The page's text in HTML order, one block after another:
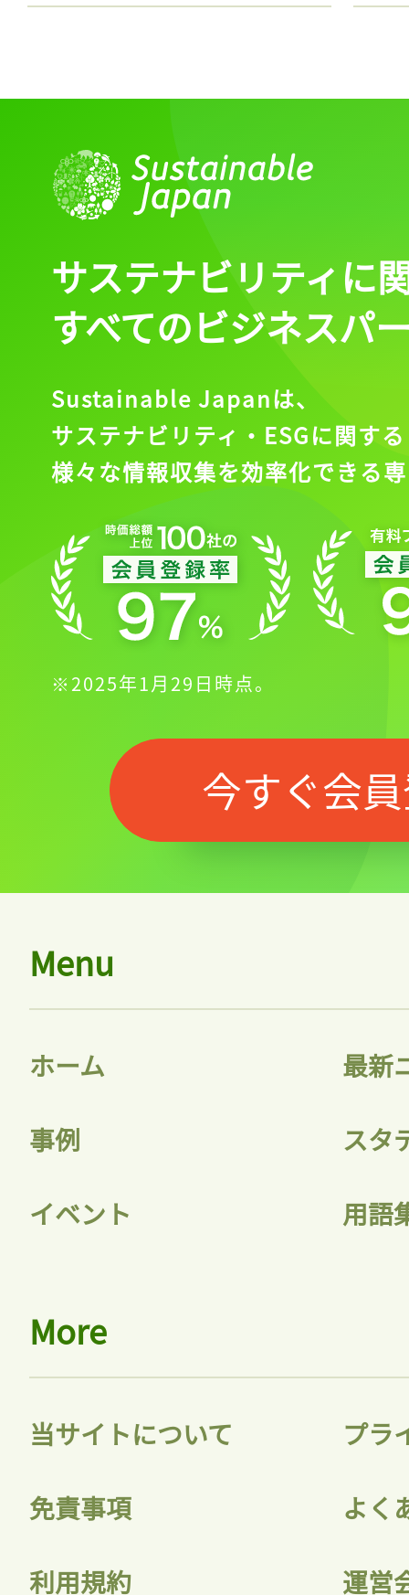
サステナビリティに
すべてのビジネスパ
Sustainable Japanは、
サステナビリティ・ESGに関する
様々な情報収集を効率化できる
※2025年1月29日時点。
今すぐ会
Menu
ホーム 最新
事例 スタ
イベント 用語
More
当サイトについて プラ
免責事項 よく
利用規約 運営